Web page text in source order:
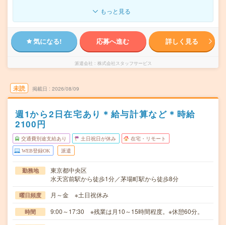
もっと見る
気になる! 応募へ進む 詳しく見る
派遣会社 株式会社スタッフサービス
未読 掲載日 2026/08/09
週1から2日在宅あり＊給与計算など＊時給
2100円
交通費別途支給あり 土日祝日が休み 在宅・リモート
WEB登録OK 派遣
勤務地
東京都中央区
水天宮前駅から徒歩1分／茅場町駅から徒歩8分
曜日頻度 月～金 ※土日祝休み
時間 9:00～17:30 ※残業は月10～15時間程度。※休憩60分。